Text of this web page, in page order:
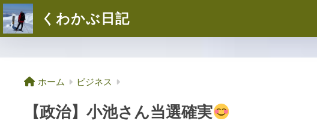
くわかぶ日記
ホーム ビジネス
【政治】小池さん当選確実